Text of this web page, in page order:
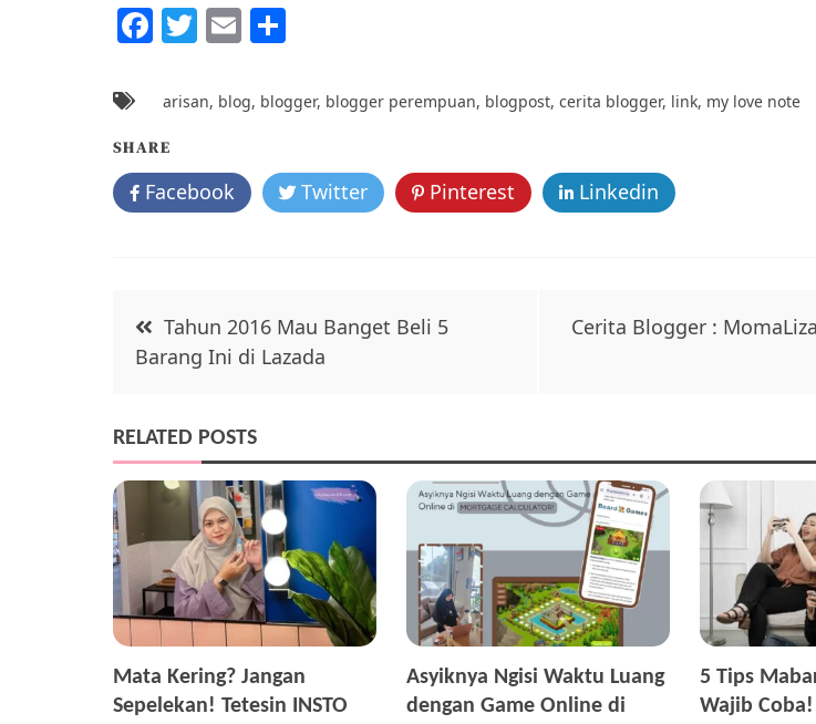
F
c
e
b
o
T
itt
E
ai ar
arisan, blog, blogger, blogger perempuan, blogpost, cerita blogger, link, my love note
SHARE
Facebook Twitter Pinterest Linkedin
navigation
Tahun 2016 Mau Banget Beli 5
Barang Ini di Lazada
Cerita Blogger :
RELATED POSTS
Mata Kering? Jangan
Sepelekan! Tetesin INSTO
Asyiknya Ngisi Waktu Luang
dengan Game Online di
5 Tips
Wajib Coba!